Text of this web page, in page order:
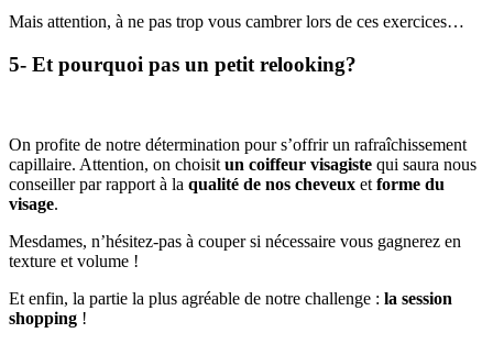
Mais attention, à ne pas trop vous cambrer lors de ces exercices…
5- Et pourquoi pas un petit relooking?
On profite de notre détermination pour s’offrir un rafraîchissement
capillaire. Attention, on choisit un coiffeur visagiste qui saura nous
conseiller par rapport à la qualité de nos cheveux et forme du
visage.
Mesdames, n’hésitez-pas à couper si nécessaire vous gagnerez en
texture et volume !
Et enfin, la partie la plus agréable de notre challenge : la session
shopping !